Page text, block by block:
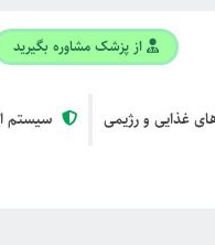
از پزشک مشاوره بگیرید
غذایی و رژیمی سیستم